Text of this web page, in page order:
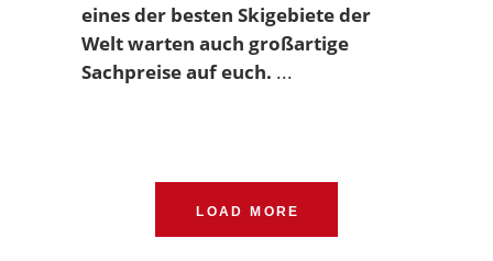
eines der besten Skigebiete der
Welt warten auch großartige
Sachpreise auf euch.
LOAD MORE